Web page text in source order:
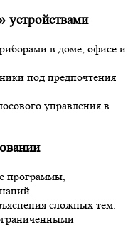
устройствами
в доме, офисе и
под предпочтения
управления в
программы,
сложных тем.